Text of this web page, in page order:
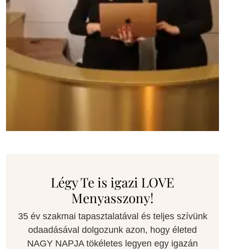
Légy Te is igazi LOVE
Menyasszony!
35 év szakmai tapasztalatával és teljes szívünk
odaadásával dolgozunk azon, hogy életed
NAGY NAPJA tökéletes legyen egy igazán